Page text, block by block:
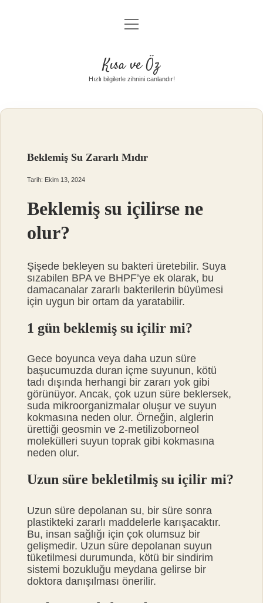
Anasayfa
Yasal Uyarı
menüyü
aç
Kısa ve Öz
Hızlı bilgilerle zihnini canlandır!
Beklemiş Su Zararlı Mıdır
Tarih: Ekim 13, 2024
Beklemiş su içilirse ne
olur?
Şişede bekleyen su bakteri üretebilir. Suya
sızabilen BPA ve BHPF’ye ek olarak, bu
damacanalar zararlı bakterilerin büyümesi
için uygun bir ortam da yaratabilir.
1 gün beklemiş su içilir mi?
Gece boyunca veya daha uzun süre
başucumuzda duran içme suyunun, kötü
tadı dışında herhangi bir zararı yok gibi
görünüyor. Ancak, çok uzun süre beklersek,
suda mikroorganizmalar oluşur ve suyun
kokmasına neden olur. Örneğin, alglerin
ürettiği geosmin ve 2-metilizoborneol
molekülleri suyun toprak gibi kokmasına
neden olur.
Uzun süre bekletilmiş su içilir mi?
Uzun süre depolanan su, bir süre sonra
plastikteki zararlı maddelerle karışacaktır.
Bu, insan sağlığı için çok olumsuz bir
gelişmedir. Uzun süre depolanan suyun
tüketilmesi durumunda, kötü bir sindirim
sistemi bozukluğu meydana gelirse bir
doktora danışılması önerilir.